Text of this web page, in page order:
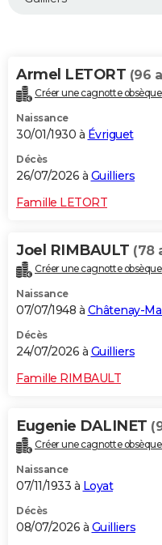
Alimentation
Guide de la santé
Maladies
Médicaments
Sommeil
VOYAGE
Destinations
City break
Voyage nature
Voyage de noces
Forum
Climat
+PHOTO
GUIDES D'ACHAT
Carte de Noël
Carte Bonne année
Carte Saint-Valentin
Carte Pâques
Carte d'anniversaire
DICTIONNAIRE
Dictionnaire
Biographies
Citations
Expressions
Proverbes
PROGRAMME TV
S'inscrire
Se connecter
Lycées
Collèges
Primaires
Universités
Entreprises
Service militaire
Avis de recherche
AVIS DE DÉCÈS
FORUM
Armel LETORT (96
Créer une cagnotte
Naissance
30/01/1930 à Évriguet
Décès
26/07/2026 à Guilliers
Famille LETORT
Joel RIMBAULT (78
Créer une cagnotte
Naissance
07/07/1948 à Châtenay-
Décès
24/07/2026 à Guilliers
Famille RIMBAULT
Eugenie DALINET
Créer une cagnotte
Naissance
07/11/1933 à Loyat
Décès
08/07/2026 à Guilliers